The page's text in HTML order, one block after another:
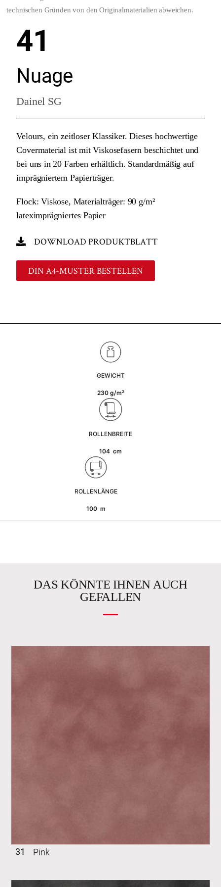
technischen Gründen von den Originalmaterialien abweichen.
41
Nuage
Dainel SG
Velours, ein zeitloser Klassiker. Dieses hochwertige
Covermaterial ist mit Viskosefasern beschichtet und
bei uns in 20 Farben erhältlich. Standardmäßig auf
imprägniertem Papierträger.
Flock: Viskose, Materialträger: 90 g/m²
lateximprägniertes Papier
DOWNLOAD PRODUKTBLATT
DIN A4-MUSTER BESTELLEN
GEWICHT
230 g/m²
ROLLENBREITE
104 cm
ROLLENLÄNGE
100 m
DAS KÖNNTE IHNEN AUCH
GEFALLEN
31 Pink